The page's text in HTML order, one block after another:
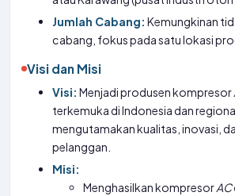
Jumlah Cabang: Kemungkinan
cabang, fokus pada satu lokasi
Visi dan Misi
Visi: Menjadi produsen kompresor
terkemuka di Indonesia dan
mengutamakan kualitas, inovasi,
pelanggan.
Misi:
Menghasilkan kompresorAC